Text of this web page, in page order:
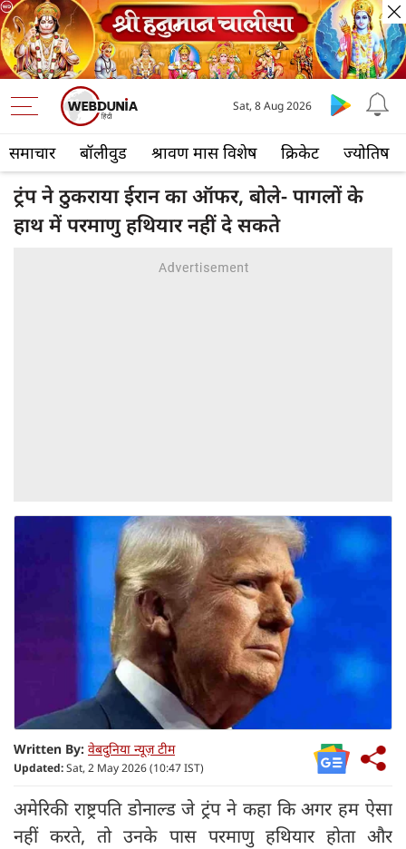
समाचार बॉलीवुड श्रावण मास विशेष क्रिकेट ज्योतिष
Sat, 8 Aug 2026
ट्रंप ने ठुकराया ईरान का ऑफर, बोले- पागलों के
हाथ में परमाणु हथियार नहीं दे सकते
Written By: वेबदुनिया न्यूज़ टीम
Updated:Sat, 2 May 2026 (10:47 IST)
अमेरिकी राष्ट्रपति डोनाल्ड जे ट्रंप ने कहा कि अगर हम ऐसा
नहीं करते, तो उनके पास परमाणु हथियार होता और